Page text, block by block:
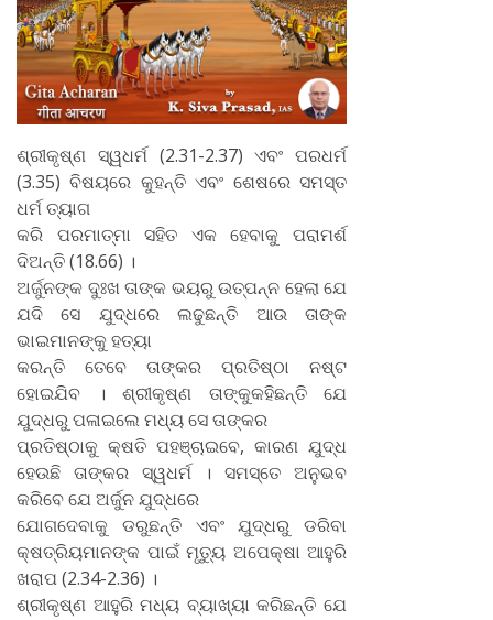
ଶ୍ରୀକୃଷ୍ଣ ସ୍ୱଧର୍ମ (2.31-2.37) ଏବଂ ପରଧର୍ମ
(3.35) ବିଷୟରେ କୁହନ୍ତି ଏବଂ ଶେଷରେ ସମସ୍ତ
ଧର୍ମ ତ୍ୟାଗ
କରି ପରମାତ୍ମା ସହିତ ଏକ ହେବାକୁ ପରାମର୍ଶ
ଦିଅନ୍ତି (18.66) ।
ଅର୍ଜୁନଙ୍କ ଦୁଃଖ ତାଙ୍କ ଭୟରୁ ଉତ୍ପନ୍ନ ହେଲା ଯେ
ଯଦି ସେ ଯୁଦ୍ଧରେ ଲଢୁଛନ୍ତି ଆଉ ତାଙ୍କ
ଭାଇମାନଙ୍କୁ ହତ୍ୟା
କରନ୍ତି ତେବେ ତାଙ୍କର ପ୍ରତିଷ୍ଠା ନଷ୍ଟ
ହୋଇଯିବ । ଶ୍ରୀକୃଷ୍ଣ ତାଙ୍କୁକହିଛନ୍ତି ଯେ
ଯୁଦ୍ଧରୁ ପଳାଇଲେ ମଧ୍ୟ ସେ ତାଙ୍କର
ପ୍ରତିଷ୍ଠାକୁ କ୍ଷତି ପହଞ୍ଚାଇବେ, କାରଣ ଯୁଦ୍ଧ
ହେଉଛି ତାଙ୍କର ସ୍ୱଧର୍ମ । ସମସ୍ତେ ଅନୁଭବ
କରିବେ ଯେ ଅର୍ଜୁନ ଯୁଦ୍ଧରେ
ଯୋଗଦେବାକୁ ଡରୁଛନ୍ତି ଏବଂ ଯୁଦ୍ଧରୁ ଡରିବା
କ୍ଷତ୍ରିୟମାନଙ୍କ ପାଇଁ ମୃତ୍ୟୁ ଅପେକ୍ଷା ଆହୁରି
ଖରାପ (2.34-2.36) ।
ଶ୍ରୀକୃଷ୍ଣ ଆହୁରି ମଧ୍ୟ ବ୍ୟାଖ୍ୟା କରିଛନ୍ତି ଯେ